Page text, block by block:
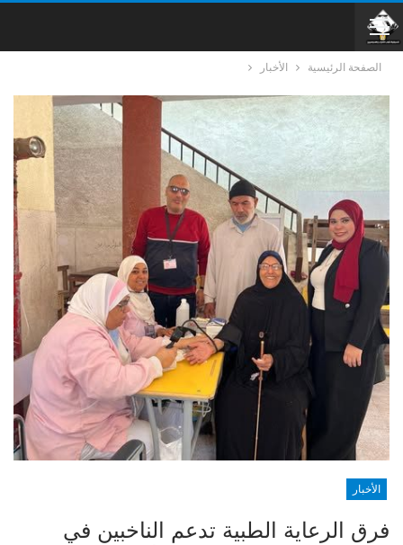
الصفحة الرئيسية الأخبار
الأخبار
فرق الرعاية الطبية تدعم الناخبين في